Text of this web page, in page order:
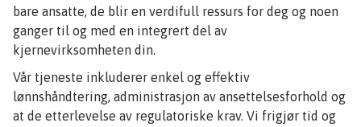
bare ansatte, de blir en verdifull ressurs for deg og noen
ganger til og med en integrert del av
kjernevirksomheten din.
Vår tjeneste inkluderer enkel og effektiv
lønnshåndtering, administrasjon av ansettelsesforhold og
at de etterlevelse av regulatoriske krav. Vi frigjør tid og